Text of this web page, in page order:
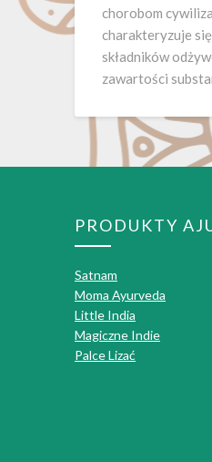
chorobom
charakteryzuje
składników
zawartości
PRODUKTY
Satnam
Moma Ayurveda
Little India
Magiczne Indie
Palce Lizać